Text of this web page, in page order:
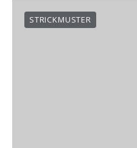
STRICKMUSTER